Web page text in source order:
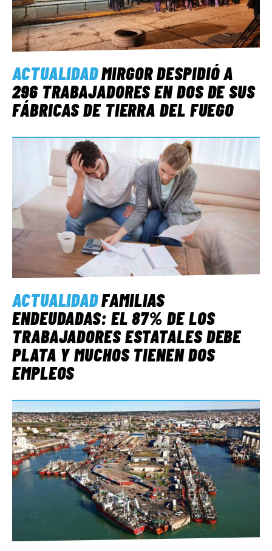
ACTUALIDADMIRGOR DESPIDIÓ A
296 TRABAJADORES EN DOS DE SUS
FÁBRICAS DE TIERRA DEL FUEGO
ACTUALIDADFAMILIAS
ENDEUDADAS: EL 87% DE LOS
TRABAJADORES ESTATALES DEBE
PLATA Y MUCHOS TIENEN DOS
EMPLEOS